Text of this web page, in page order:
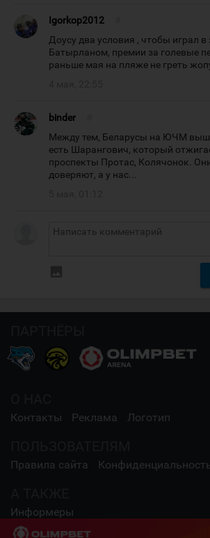
Igorkop2012
Доусу два условия , чтобы играл в
Батырланом, премии за голевые
раньше мая на пляже не греть
binder
Между тем, Беларусы на ЮЧМ
есть Шарангович, который
проспекты Протас, Колячонок.
доверяют, а у нас...
Контакты Реклама Логотип
Правила сайта
Информеры